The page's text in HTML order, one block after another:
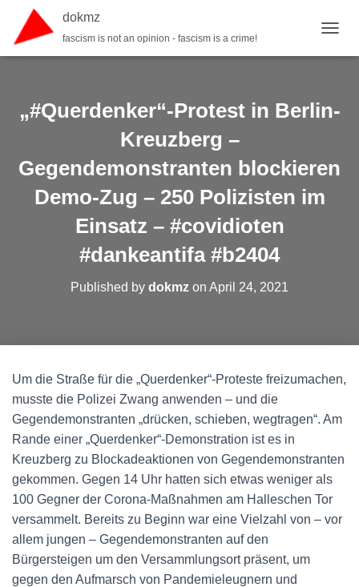
dokmz
fascism is not an opinion - fascism is a crime!
„#Querdenker“-Protest in Berlin-
Kreuzberg –
Gegendemonstranten blockieren
Demo-Zug – 250 Polizisten im
Einsatz – #covidioten
#dankeantifa #b2404
Published by dokmz on April 24, 2021
Um die Straße für die „Querdenker“-Proteste freizumachen,
musste die Polizei Zwang anwenden – und die
Gegendemonstranten „drücken, schieben, wegtragen“. Am
Rande einer „Querdenker“-Demonstration ist es in
Kreuzberg zu Blockadeaktionen von Gegendemonstranten
gekommen. Gegen 14 Uhr hatten sich etwas weniger als
100 Gegner der Corona-Maßnahmen am Halleschen Tor
versammelt. Bereits zu Beginn war eine Vielzahl von – vor
allem jungen – Gegendemonstranten auf den
Bürgersteigen um den Versammlungsort präsent, um
gegen den Aufmarsch von Pandemieleugnern und